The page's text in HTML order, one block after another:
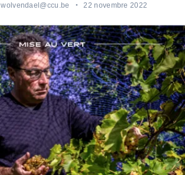
wolvendael@ccu.be 22 novembre 2022